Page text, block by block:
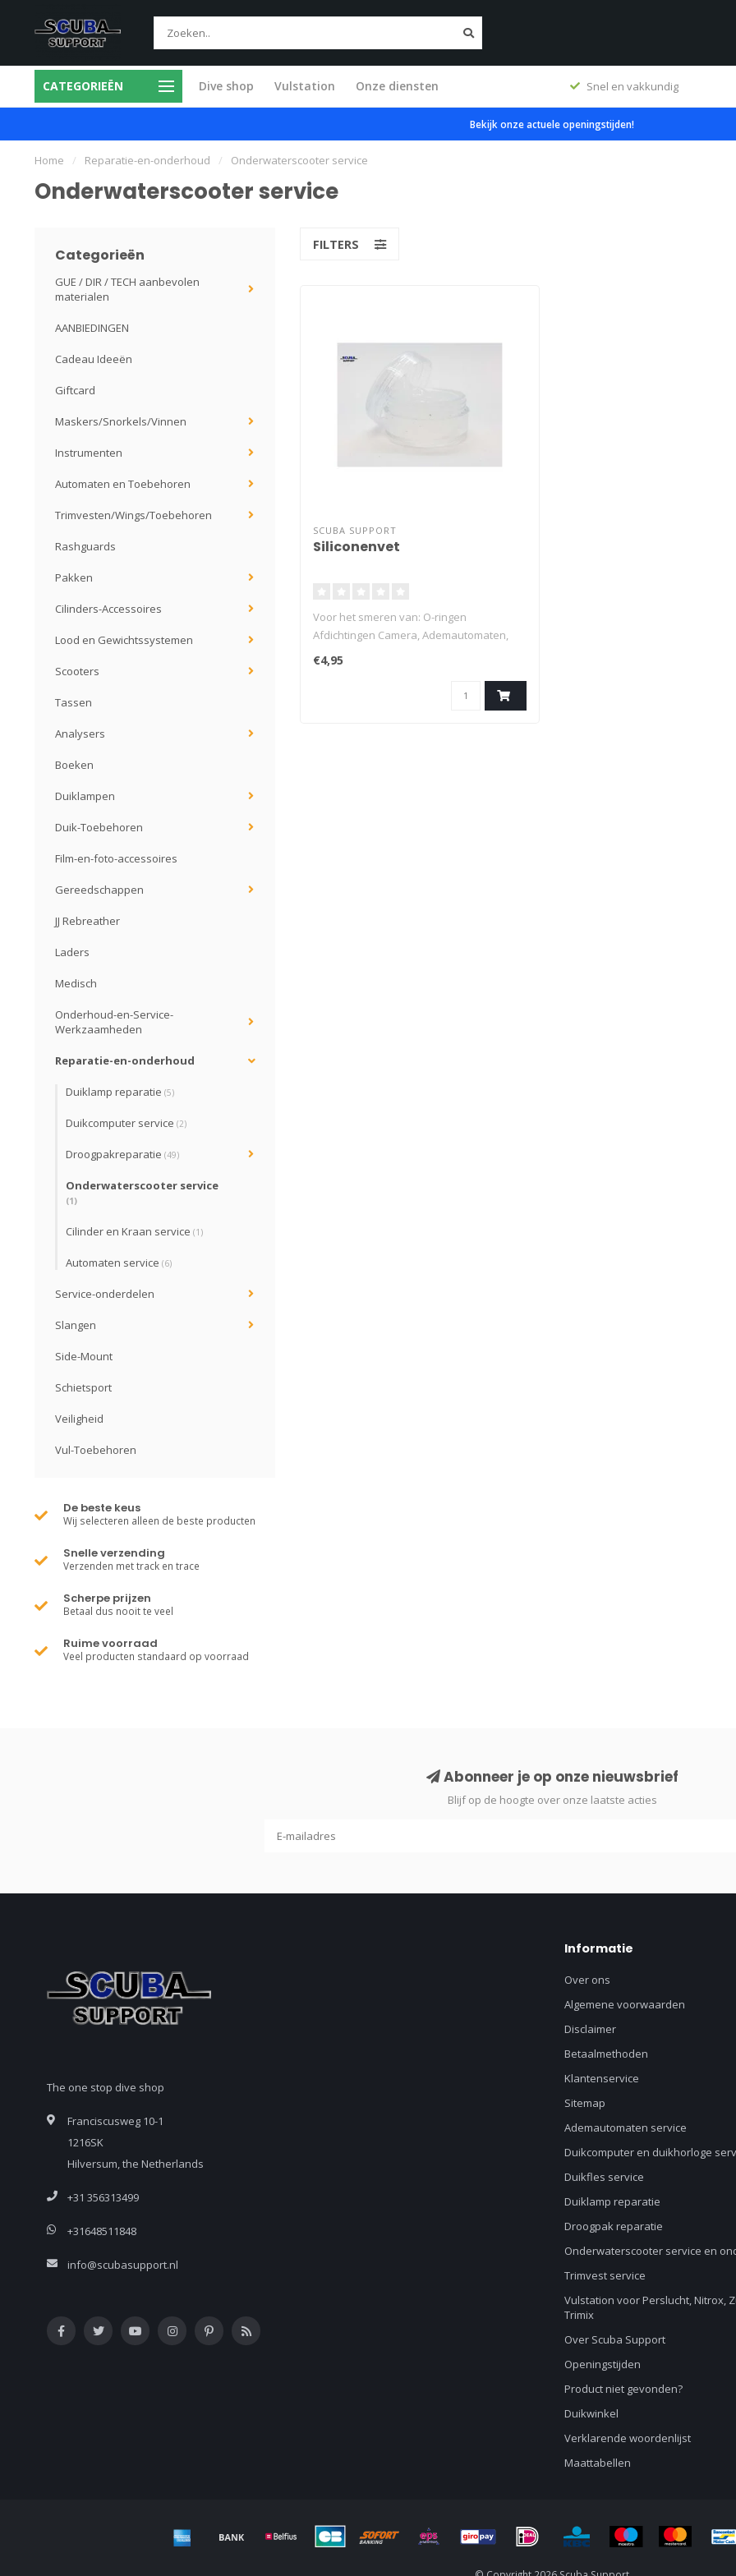
CATEGORIEËN Dive shop Vulstation Onze diensten
producten Alle service in eigen werkplaats Snel en vakkundig
Bekijk onze actuele openingstijden!
Home / Reparatie-en-onderhoud / Onderwaterscooter service
Onderwaterscooter service
Categorieën
GUE / DIR / TECH aanbevolen
materialen
AANBIEDINGEN
Cadeau Ideeën
Giftcard
Maskers/Snorkels/Vinnen
Instrumenten
Automaten en Toebehoren
Trimvesten/Wings/Toebehoren
Rashguards
Pakken
Cilinders-Accessoires
Lood en Gewichtssystemen
Scooters
Tassen
Analysers
Boeken
Duiklampen
Duik-Toebehoren
Film-en-foto-accessoires
Gereedschappen
JJ Rebreather
Laders
Medisch
Onderhoud-en-Service-
Werkzaamheden
Reparatie-en-onderhoud
Duiklamp reparatie (5)
Duikcomputer service (2)
Droogpakreparatie (49)
Onderwaterscooter service
(1)
Cilinder en Kraan service (1)
Automaten service (6)
Service-onderdelen
Slangen
Side-Mount
Schietsport
Veiligheid
Vul-Toebehoren
De beste keus
Wij selecteren alleen de beste producten
Snelle verzending
Verzenden met track en trace
Scherpe prijzen
Betaal dus nooit te veel
Ruime voorraad
Veel producten standaard op voorraad
FILTERS
SCUBA SUPPORT
Siliconenvet
Voor het smeren van: O-ringen
Afdichtingen Camera, Ademautomaten,
Duiklamp
€4,95
Abonneer je op onze nieuwsbrief
Blijf op de hoogte over onze laatste acties
The one stop dive shop
Franciscusweg 10-1
1216SK
Hilversum, the Netherlands
+31 356313499
+31648511848
info@scubasupport.nl
Informatie
Over ons
Algemene voorwaarden
Disclaimer
Betaalmethoden
Klantenservice
Sitemap
Ademautomaten service
Duikcomputer en duikhorloge
Duikfles service
Duiklamp reparatie
Droogpak reparatie
Onderwaterscooter service en
Trimvest service
Vulstation voor Perslucht, Nitrox,
Trimix
Over Scuba Support
Openingstijden
Product niet gevonden?
Duikwinkel
Verklarende woordenlijst
Maattabellen